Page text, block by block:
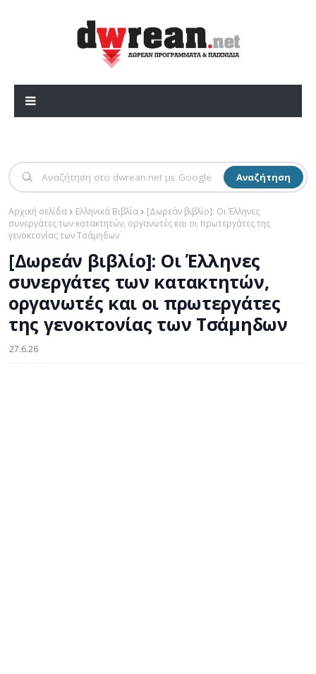
Αναζήτηση
Αρχική σελίδα Ελληνικά Βιβλία
[Δωρεάν βιβλίο]: Οι Έλληνες
συνεργάτες των κατακτητών, οργανωτές και οι πρωτεργάτες της
γενοκτονίας των Τσάμηδων
[Δωρεάν βιβλίο]: Οι Έλληνες
συνεργάτες των κατακτητών,
οργανωτές και οι πρωτεργάτες
της γενοκτονίας των Τσάμηδων
27.6.26